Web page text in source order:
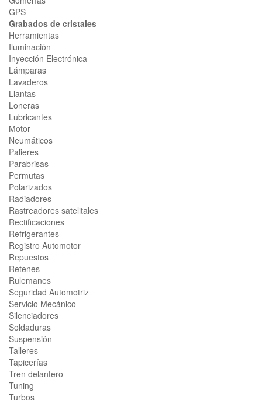
GPS
Grabados de cristales
Herramientas
Iluminación
Inyección Electrónica
Lámparas
Lavaderos
Llantas
Loneras
Lubricantes
Motor
Neumáticos
Palieres
Parabrisas
Permutas
Polarizados
Radiadores
Rastreadores satelitales
Rectificaciones
Refrigerantes
Registro Automotor
Repuestos
Retenes
Rulemanes
Seguridad Automotriz
Servicio Mecánico
Silenciadores
Soldaduras
Suspensión
Talleres
Tapicerías
Tren delantero
Tuning
Turbos